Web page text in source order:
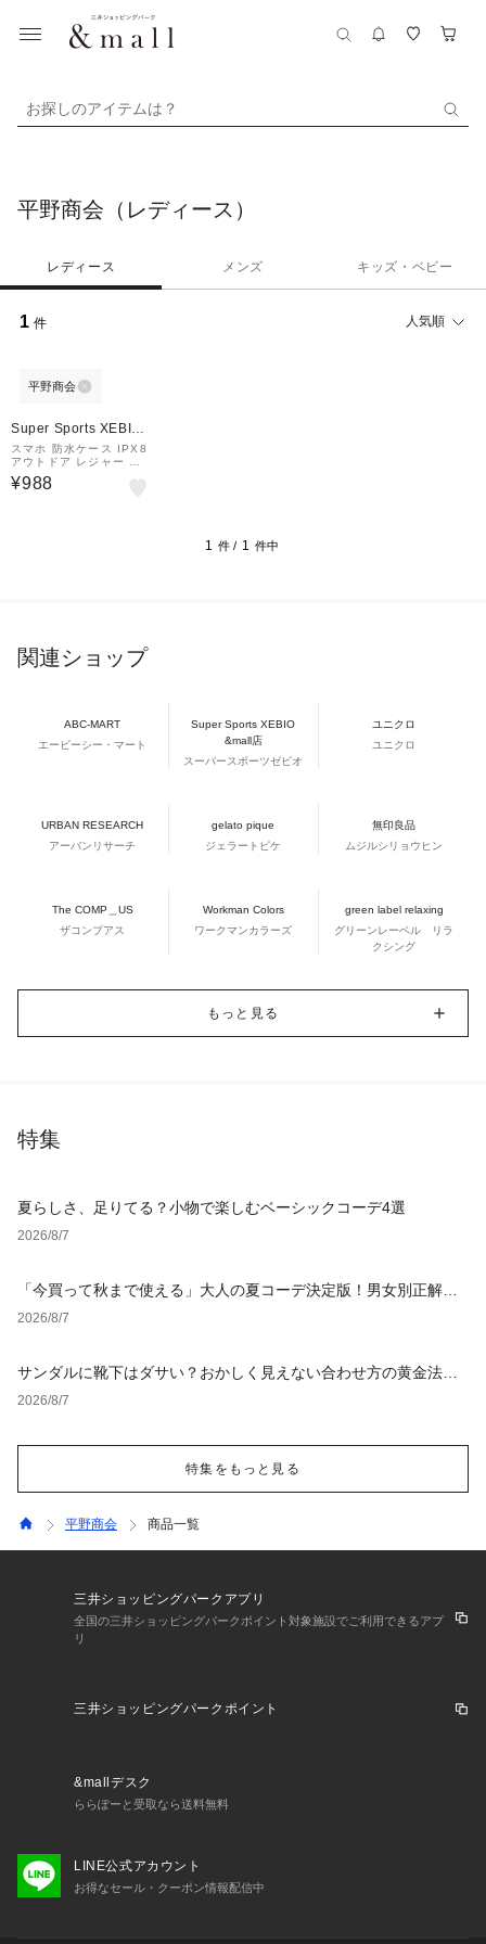
お探しのアイテムは？
平野商会（レディース）
レディース メンズ キッズ・ベビー
1 件 人気順
平野商会
Super Sports XEBIO
&mall店
スマホ 防水ケース IPX8
アウトドア レジャー プ
ール HRN-590
¥988
1 件 / 1 件中
関連ショップ
ABC-MART
エービーシー・マート
Super Sports XEBIO
&mall店
スーパースポーツゼビオ
ユニクロ
ユニクロ
URBAN RESEARCH
アーバンリサーチ
gelato pique
ジェラートピケ
無印良品
ムジルシリョウヒン
The COMP＿US
ザコンプアス
Workman Colors
ワークマンカラーズ
green label relaxing
グリーンレーベル リラ
クシング
もっと見る
特集
夏らしさ、足りてる？小物で楽しむベーシックコーデ4選
2026/8/7
「今買って秋まで使える」大人の夏コーデ決定版！男女別正解ス
タイルとNGな着こなし
2026/8/7
サンダルに靴下はダサい？おかしく見えない合わせ方の黄金法則
と男女別おすすめコーデ
2026/8/7
特集をもっと見る
平野商会 商品一覧
三井ショッピングパークアプリ
全国の三井ショッピングパークポイント対象施設でご利用できるアプ
リ
三井ショッピングパークポイント
&mallデスク
ららぽーと受取なら送料無料
LINE公式アカウント
お得なセール・クーポン情報配信中